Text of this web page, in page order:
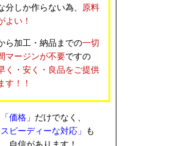
[サ徳-A4]
で品質面に安心感
使いには十分でし
標準#30【100
ードの個包装に使
サイズが細かく選べ
たりで見栄えが良
分しか作らない為、 原料
よい！
ら加工・納品までの一切
マージンが不要ですの
く・安く・良品をご提供
す！！
「価格」 だけでなく、
スピーディーな対応」
も